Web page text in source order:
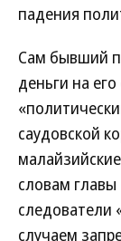
падения
Сам бывший
деньги на
саудовской
словам
следователи
случаем